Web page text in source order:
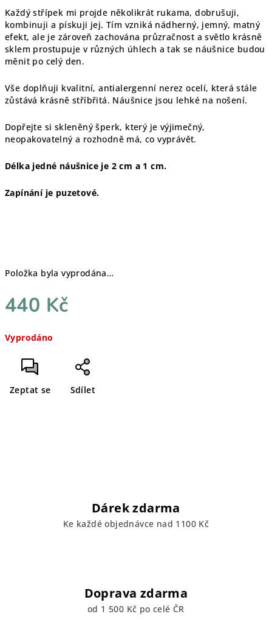
Každý střípek mi projde několikrát rukama, dobrušuji,
kombinuji a pískuji jej. Tím vzniká nádherný, jemný, matný
efekt, ale je zároveň zachována průzračnost a světlo krásně
sklem prostupuje v různých úhlech a tak se náušnice budou
měnit po celý den.
Vše doplňuji kvalitní, antialergenní nerez ocelí, která stále
zůstává krásně stříbřitá. Náušnice jsou lehké na nošení.
Dopřejte si skleněný šperk, který je výjimečný,
neopakovatelný a rozhodně má, co vyprávět.
Délka jedné náušnice je 2 cm a 1 cm.
Zapínání je puzetové.
Položka byla vyprodána…
440 Kč
cena:
Vyprodáno
Zeptat se Sdílet
Dárek zdarma
Ke každé objednávce nad 1100 Kč
Doprava zdarma
od 1 500 Kč po celé ČR